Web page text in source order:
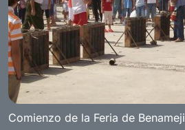
Comienzo de la Feria de Benameji